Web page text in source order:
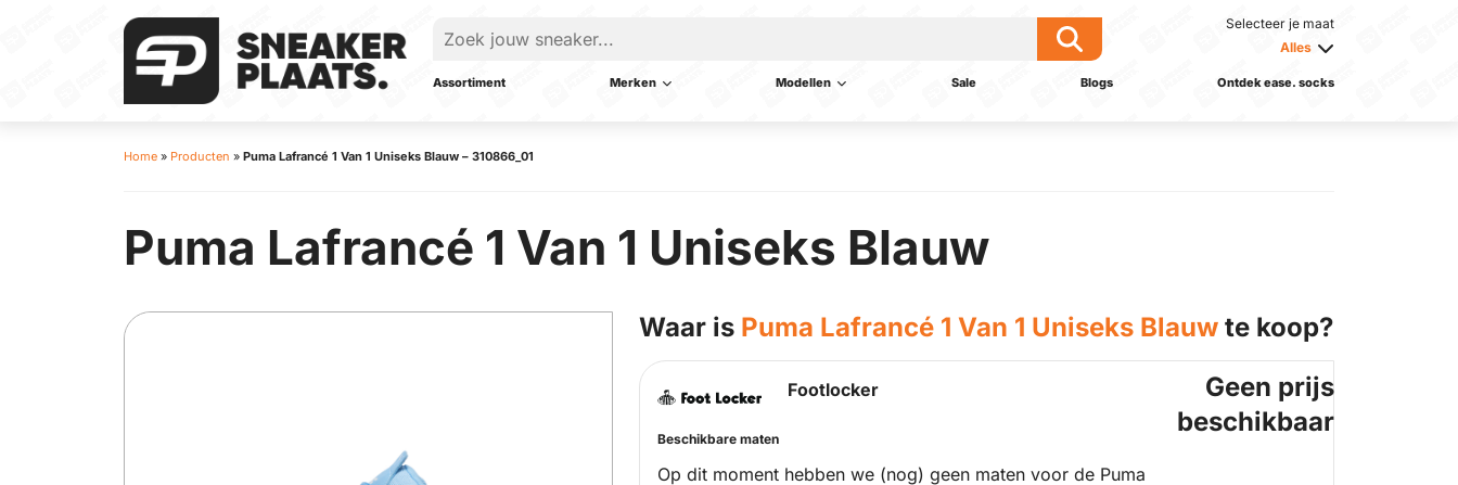
Selecteer je maat
Alles
Assortiment Merken Modellen Sale Blogs Ontdek ease. socks
Home » Producten » Puma Lafrancé 1 Van 1 Uniseks Blauw – 310866_01
Puma Lafrancé 1 Van 1 Uniseks Blauw
Waar is Puma Lafrancé 1 Van 1 Uniseks Blauw te koop?
Footlocker
Beschikbare maten
Op dit moment hebben we (nog) geen maten voor de Puma
Geen prijs
beschikbaar